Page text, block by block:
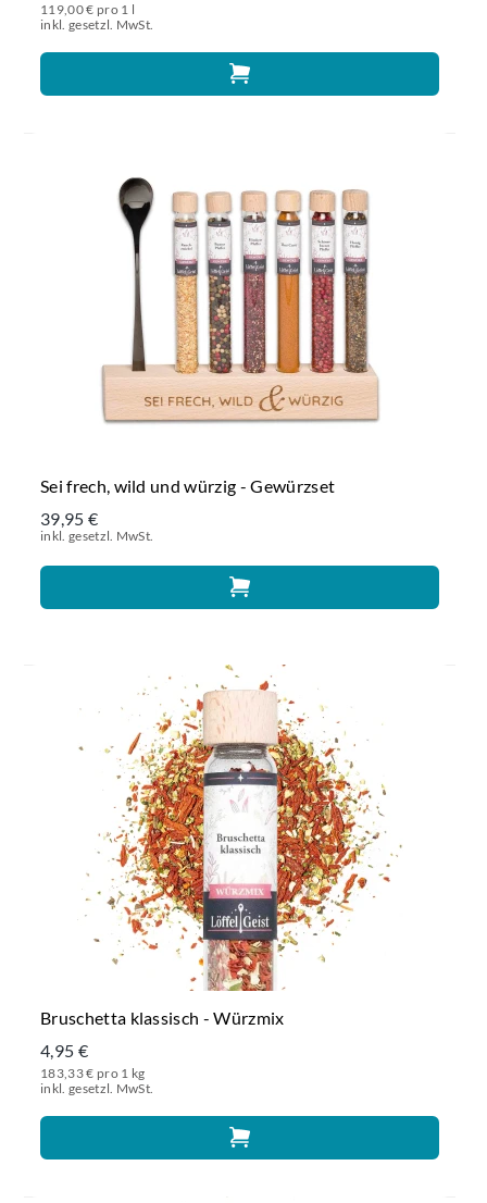
119,00 € pro 1 l
inkl. gesetzl. MwSt.
Sei frech, wild und würzig - Gewürzset
39,95 €
inkl. gesetzl. MwSt.
Bruschetta klassisch - Würzmix
4,95 €
183,33 € pro 1 kg
inkl. gesetzl. MwSt.